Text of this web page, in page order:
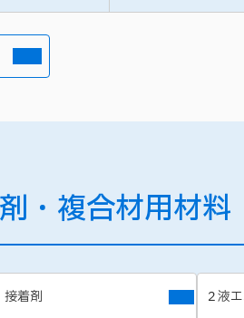
・複合材用材
接着剤 ２液